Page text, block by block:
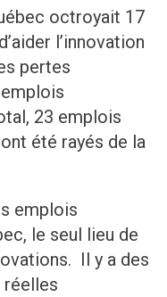
octroyait 17
l’innovation
pertes
emplois
23 emplois
été rayés de la
emplois
le seul lieu de
Il y a des
réelles